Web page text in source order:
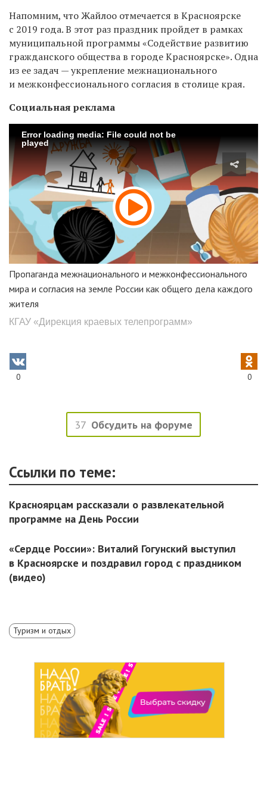
Напомним, что Жайлоо отмечается в Красноярске
с 2019 года. В этот раз праздник пройдет в рамках
муниципальной программы «Содействие развитию
гражданского общества в городе Красноярске». Одна
из ее задач — укрепление межнационального
и межконфессионального согласия в столице края.
Социальная реклама
Error loading media: File could not be
played
Пропаганда межнационального и межконфессионального
мира и согласия на земле России как общего дела каждого
жителя
КГАУ «Дирекция краевых телепрограмм»
0 0
37 Обсудить на форуме
Ссылки по теме:
Красноярцам рассказали о развлекательной
программе на День России
«Сердце России»: Виталий Гогунский выступил
в Красноярске и поздравил город с праздником
(видео)
Туризм и отдых